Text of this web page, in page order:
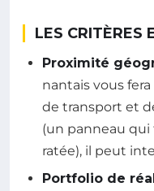
LES CRITÈRES
Proximité
nantais vous fera
de transport et
(un panneau
ratée), il peut
Portfolio de